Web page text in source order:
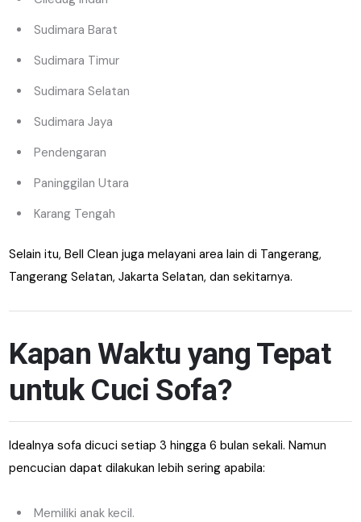
Sudimara Barat
Sudimara Timur
Sudimara Selatan
Sudimara Jaya
Pendengaran
Paninggilan Utara
Karang Tengah
Selain itu, Bell Clean juga melayani area lain di Tangerang,
Tangerang Selatan, Jakarta Selatan, dan sekitarnya.
Kapan Waktu yang Tepat
untuk Cuci Sofa?
Idealnya sofa dicuci setiap 3 hingga 6 bulan sekali. Namun
pencucian dapat dilakukan lebih sering apabila:
Memiliki anak kecil.